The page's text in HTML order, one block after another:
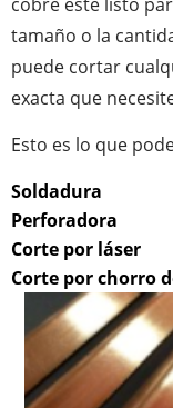
tamaño o la
puede cortar
exacta que
Esto es lo que
Soldadura
Perforadora
Corte por láser
Corte por chorro